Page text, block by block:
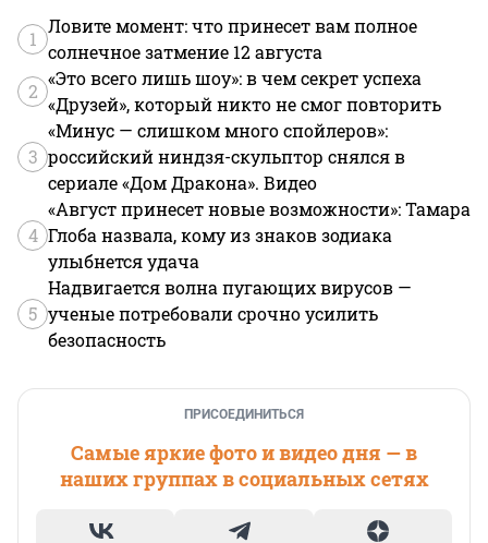
1
Ловите момент: что принесет вам полное
солнечное затмение 12 августа
2
«Это всего лишь шоу»: в чем секрет успеха
«Друзей», который никто не смог повторить
3
«Минус — слишком много спойлеров»:
российский ниндзя-скульптор снялся в
сериале «Дом Дракона». Видео
4
«Август принесет новые возможности»: Тамара
Глоба назвала, кому из знаков зодиака
улыбнется удача
5
Надвигается волна пугающих вирусов —
ученые потребовали срочно усилить
безопасность
ПРИСОЕДИНИТЬСЯ
Самые яркие фото и видео дня — в
наших группах в социальных сетях